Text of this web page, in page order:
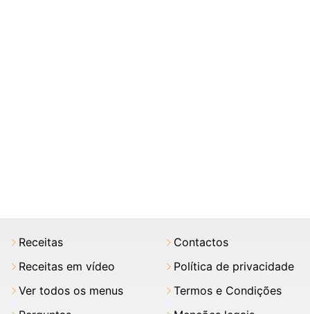
Receitas
Receitas em vídeo
Ver todos os menus
Contactos
Política de privacidade
Termos e Condições